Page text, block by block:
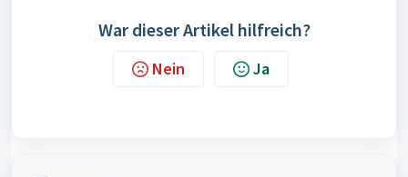
War dieser Artikel hilfreich?
Nein Ja